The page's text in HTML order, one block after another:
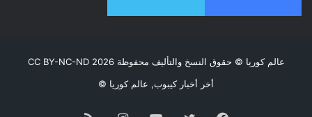
عالم كوريا © حقوق النسخ والتأليف محفوظة CC BY-NC-ND 2026
أخر أخبار كيبوب, عالم كوريا ©